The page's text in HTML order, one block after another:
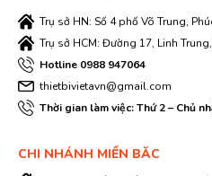
Trụ sở HN: Số 4 phố Võ Trung,
Trụ sở HCM: Đường 17, Linh
Hotline 0988 947064
thietbivietavn@gmail.com
Thời gian làm việc: Thứ 2 – Chủ
CHI NHÁNH MIỀN BĂC